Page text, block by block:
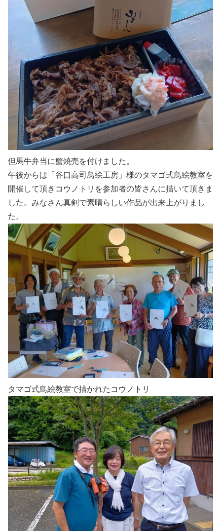
但馬牛弁当に蟹焼売を付けました。
午後からは「谷口高司鳥絵工房」様のタマゴ式鳥絵教室を
開催して頂きコウノトリを参加者の皆さんに描いて頂きま
した。みなさん真剣で素晴らしい作品が出来上がりまし
た。
タマゴ式鳥絵教室で描かれたコウノトリ